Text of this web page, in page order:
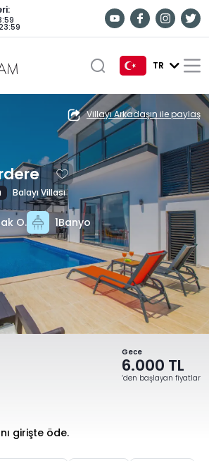
TR
DE
RU
Villayı Arkadaşın ile paylaş
Balayı Villası
O. 1Banyo
Gece
6.000 TL
‘den başlayan fiyatlar
girişte öde.